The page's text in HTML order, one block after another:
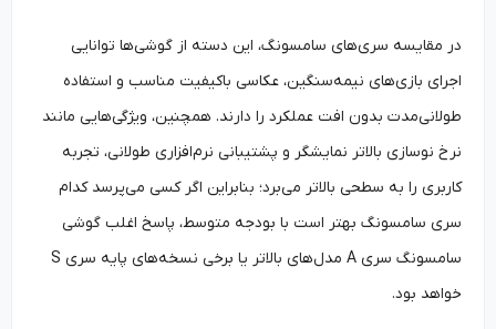
در مقایسه سری‌های سامسونگ، این دسته از گوشی‌ها توانایی
اجرای بازی‌های نیمه‌سنگین، عکاسی باکیفیت مناسب و استفاده
طولانی‌مدت بدون افت عملکرد را دارند. همچنین، ویژگی‌هایی مانند
نرخ نوسازی بالاتر نمایشگر و پشتیبانی نرم‌افزاری طولانی، تجربه
کاربری را به سطحی بالاتر می‌برد؛ بنابراین اگر کسی می‌پرسد کدام
سری سامسونگ بهتر است با بودجه متوسط، پاسخ اغلب گوشی
سامسونگ سری A مدل‌های بالاتر یا برخی نسخه‌های پایه سری S
خواهد بود.